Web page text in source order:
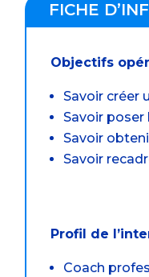
FICHE
Objectifs
Savoir créer
Savoir
Savoir
Savoir
Profil de
Coach